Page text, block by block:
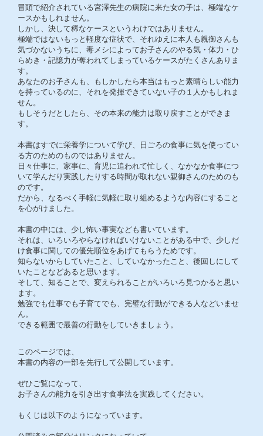
冒頭で紹介されている宮澤先生の病院に来た女の子は、極端なケ
ースかもしれません。
しかし、決して稀なケースというわけではありません。
極端ではないもっと軽度な症状で、それゆえに本人も親御さんも
気づかないうちに、毒メシによってお子さんのやる気・体力・ひ
らめき・記憶力が奪われてしまっているケースがたくさんありま
す。
あなたのお子さんも、もしかしたら本当はもっと素晴らしい能力
を持っているのに、それを発揮できていない子の１人かもしれま
せん。
もしそうだとしたら、その本来の能力は取り戻すことができま
す。
本書はすでに栄養学について学び、日ごろの食事に気を使ってい
る方のためのものではありません。
日々仕事に、家事に、育児に追われて忙しく、なかなか食事につ
いて学んだり実践したりする時間が取れない親御さんのためのも
のです。
だから、なるべく手軽に気軽に取り組めるような内容にすること
を心がけました。
本書の中には、少し怖い事実なども書いています。
それは、いろいろやらなければいけないことがある中で、少しだ
け食事に関しての優先順位をあげてもらうためです。
知らないからしていたこと、していなかったこと、後回しにして
いたことなどあると思います。
そして、知ることで、変えられることがいろいろ見つかると思い
ます。
勉強でも仕事でも子育てでも、完璧な行動ができる人などいませ
ん。
できる範囲で最善の行動をしていきましょう。
このページでは、
本書の内容の一部を先行して公開しています。
ぜひご覧になって、
お子さんの能力を引き出す食事法を実践してください。
もくじは以下のようになっています。